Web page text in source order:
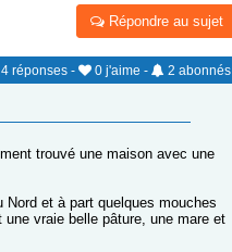
Répondre au sujet
4 réponses - 0 j'aime - 2 abonnés
trouvé une maison avec une
et à part quelques mouches
vraie belle pâture, une mare et